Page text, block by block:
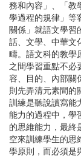
務和內容」、「教
學過程的規律」等
關係」就語文學習
話、文學、中華文
疇。語文科的教學
之間學習重點不必
容、目的、內部關
則先弄清元素間的
訓練是聽說讀寫能
能力的過程中，學
的思維能力，最終
空來訓練學生的思
學原則，而必須是